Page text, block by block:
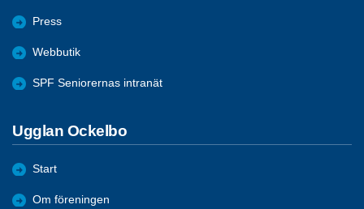
Press
Webbutik
SPF Seniorernas intranät
Ugglan Ockelbo
Start
Om föreningen